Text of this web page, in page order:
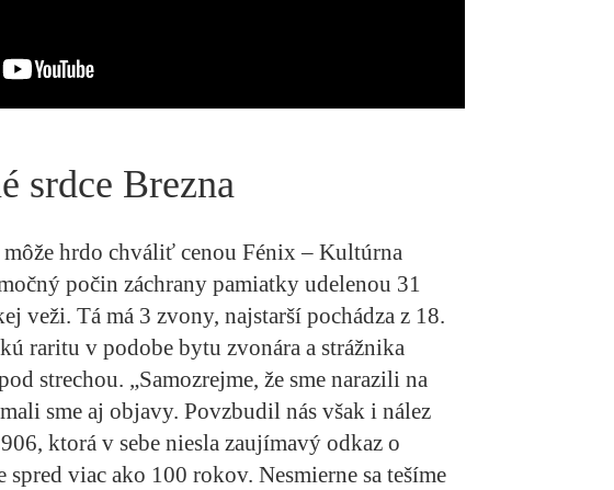
srdce Brezna
môže hrdo chváliť cenou Fénix – Kultúrna
počin záchrany pamiatky udelenou 31
veži. Tá má 3 zvony, najstarší pochádza z 18.
raritu v podobe bytu zvonára a strážnika
strechou. „Samozrejme, že sme narazili na
sme aj objavy. Povzbudil nás však i nález
ktorá v sebe niesla zaujímavý odkaz o
viac ako 100 rokov. Nesmierne sa tešíme